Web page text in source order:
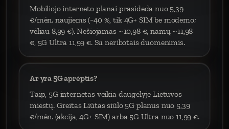
Mobiliojo interneto planai prasideda nuo 5,39
€/mėn. naujiems (−40 %, tik 4G+ SIM be modemo;
vėliau 8,99 €). Nešiojamas ~10,98 €, namų ~11,98
€, 5G Ultra 11,99 €. Su neribotais duomenimis.
Ar yra 5G aprėptis?
Taip, 5G internetas veikia daugelyje Lietuvos
miestų. Greitas Liūtas siūlo 5G planus nuo 5,39
€/mėn. (akcija, 4G+ SIM) arba 5G Ultra nuo 11,99 €.